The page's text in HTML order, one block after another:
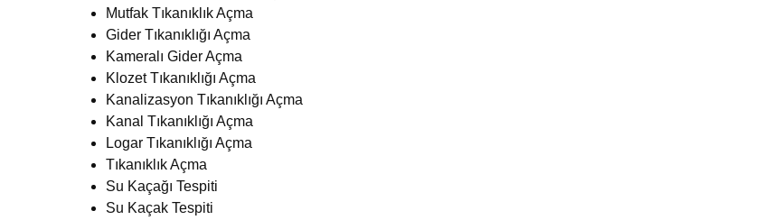
Mutfak Tıkanıklık Açma
Gider Tıkanıklığı Açma
Kameralı Gider Açma
Klozet Tıkanıklığı Açma
Kanalizasyon Tıkanıklığı Açma
Kanal Tıkanıklığı Açma
Logar Tıkanıklığı Açma
Tıkanıklık Açma
Su Kaçağı Tespiti
Su Kaçak Tespiti